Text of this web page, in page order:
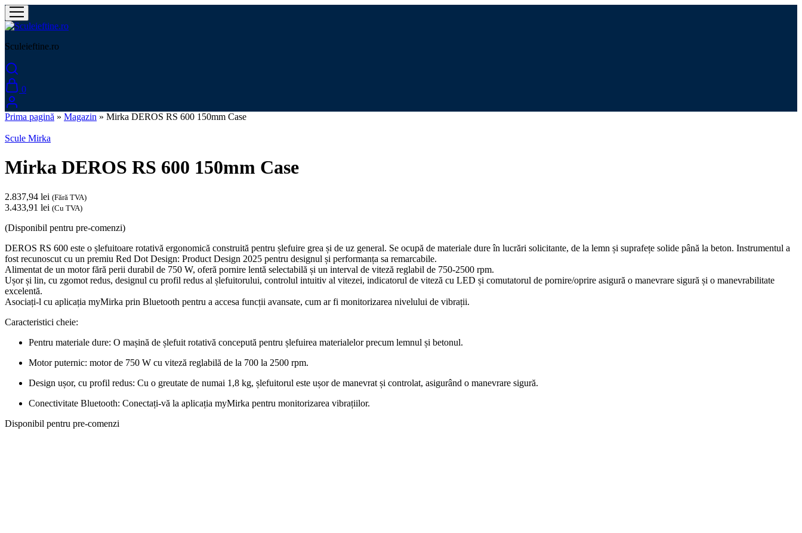
Sculeieftine.ro
0
Prima pagină » Magazin » Mirka DEROS RS 600 150mm Case
Scule Mirka
Mirka DEROS RS 600 150mm Case
2.837,94 lei (Fără TVA)
3.433,91 lei (Cu TVA)
(Disponibil pentru pre-comenzi)
DEROS RS 600 este o șlefuitoare rotativă ergonomică construită pentru șlefuire grea și de uz general. Se ocupă de materiale dure în lucrări solicitante, de la lemn și suprafețe solide până la beton. Instrumentul a
fost recunoscut cu un premiu Red Dot Design: Product Design 2025 pentru designul și performanța sa remarcabile.
Alimentat de un motor fără perii durabil de 750 W, oferă pornire lentă selectabilă și un interval de viteză reglabil de 750-2500 rpm.
Ușor și lin, cu zgomot redus, designul cu profil redus al șlefuitorului, controlul intuitiv al vitezei, indicatorul de viteză cu LED și comutatorul de pornire/oprire asigură o manevrare sigură și o manevrabilitate
excelentă.
Asociați-l cu aplicația myMirka prin Bluetooth pentru a accesa funcții avansate, cum ar fi monitorizarea nivelului de vibrații.
Caracteristici cheie:
Pentru materiale dure: O mașină de șlefuit rotativă concepută pentru șlefuirea materialelor precum lemnul și betonul.
Motor puternic: motor de 750 W cu viteză reglabilă de la 700 la 2500 rpm.
Design ușor, cu profil redus: Cu o greutate de numai 1,8 kg, șlefuitorul este ușor de manevrat și controlat, asigurând o manevrare sigură.
Conectivitate Bluetooth: Conectați-vă la aplicația myMirka pentru monitorizarea vibrațiilor.
Disponibil pentru pre-comenzi